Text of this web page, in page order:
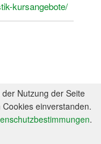
kursangebote/
Nutzung der Seite
einverstanden.
.